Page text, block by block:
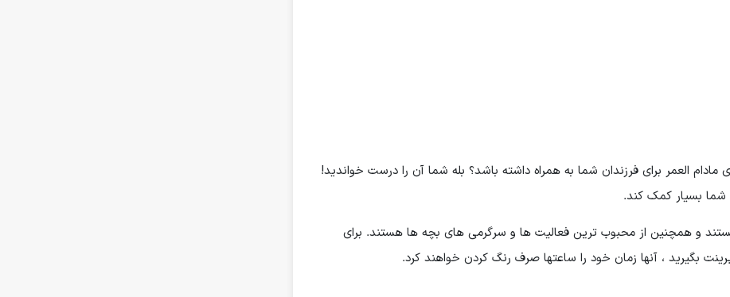
مادام العمر برای فرزندان شما به همراه داشته باشد؟ بله شما آن را درست خواندید!
شما بسیار کمک کند.
و همچنین از محبوب ترین فعالیت ها و سرگرمی های بچه ها هستند. برای
بگیرید ، آنها زمان خود را ساعتها صرف رنگ کردن خواهند کرد.